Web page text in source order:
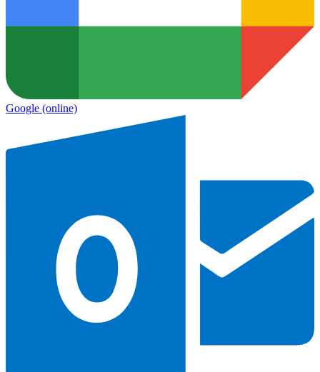
Google (online)